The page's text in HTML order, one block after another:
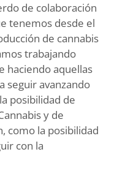
de colaboración
tenemos desde el
de cannabis
trabajando
haciendo aquellas
seguir avanzando
posibilidad de
y de
como la posibilidad
con la